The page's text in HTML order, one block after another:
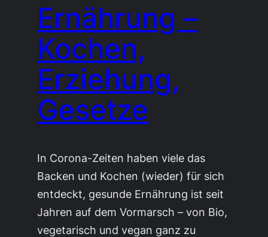
Ernährung –
Kochen,
Erziehung,
Gesetze
In Corona-Zeiten haben viele das
Backen und Kochen (wieder) für sich
entdeckt, gesunde Ernährung ist seit
Jahren auf dem Vormarsch – von Bio,
vegetarisch und vegan ganz zu